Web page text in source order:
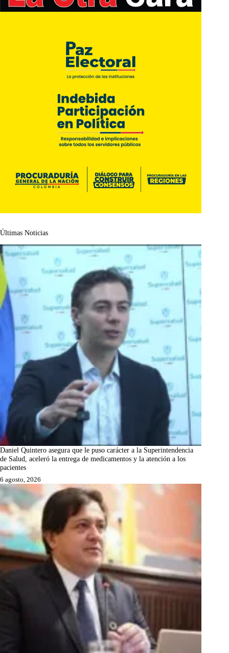
Últimas Noticias
Daniel Quintero asegura que le puso carácter a la Superintendencia
de Salud, aceleró la entrega de medicamentos y la atención a los
pacientes
6 agosto, 2026